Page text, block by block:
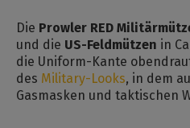
Die Prowler RED
und die US-Feldmützen in
die Uniform-Kante
des Military-Looks, in dem
Gasmasken und taktischen